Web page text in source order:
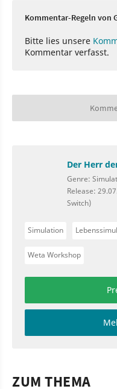
Kommentar-Regeln von
Bitte lies unsere
Kommentar verfasst.
Der Herr
Genre:
Release:
Switch)
Simulation
Weta Workshop
ZUM THEMA